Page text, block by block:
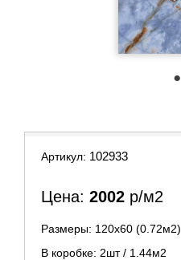
Артикул: 102933
Цена: 2002 р/м2
Размеры: 120х60 (0.72м2)
В коробке: 2шт / 1.44м2